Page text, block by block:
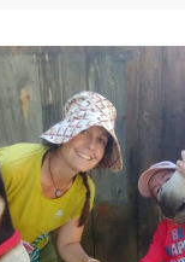
les ânes d'Émilie,
porte à ses amis aux
pansage,
sur cet animal